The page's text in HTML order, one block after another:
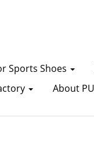
Sports Shoes
About